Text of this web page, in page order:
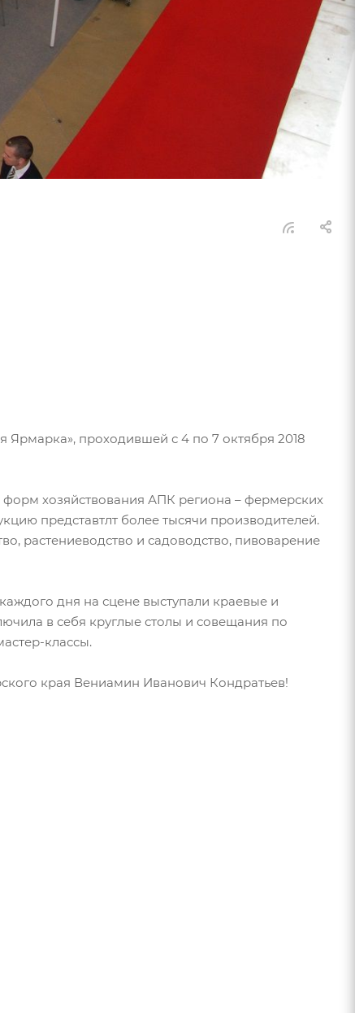
проходившей с 4 по 7 октября 2018
хозяйствования АПК региона – фермерских
представтлт более тысячи производителей.
растениеводство и садоводство, пивоварение
дня на сцене выступали краевые и
в себя круглые столы и совещания по
классы.
края Вениамин Иванович Кондратьев!